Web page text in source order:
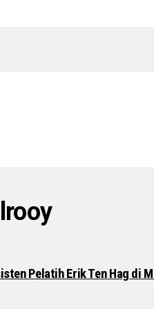
Pelatih Erik Ten Hag di